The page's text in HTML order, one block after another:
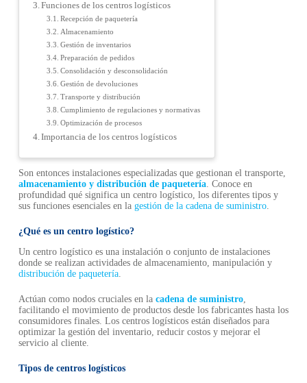
Funciones de los centros logísticos
Recepción de paquetería
Almacenamiento
Gestión de inventarios
Preparación de pedidos
Consolidación y desconsolidación
Gestión de devoluciones
Transporte y distribución
Cumplimiento de regulaciones y normativas
Optimización de procesos
Importancia de los centros logísticos
Son entonces instalaciones especializadas que gestionan el transporte,
almacenamiento y distribución de paquetería. Conoce en
profundidad qué significa un centro logístico, los diferentes tipos y
sus funciones esenciales en la gestión de la cadena de suministro.
¿Qué es un centro logístico?
Un centro logístico es una instalación o conjunto de instalaciones
donde se realizan actividades de almacenamiento, manipulación y
distribución de paquetería.
Actúan como nodos cruciales en la cadena de suministro,
facilitando el movimiento de productos desde los fabricantes hasta los
consumidores finales. Los centros logísticos están diseñados para
optimizar la gestión del inventario, reducir costos y mejorar el
servicio al cliente.
Tipos de centros logísticos